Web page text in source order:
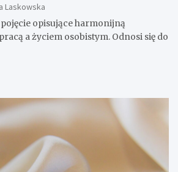
Laskowska
opisujące harmonijną
a życiem osobistym. Odnosi się do